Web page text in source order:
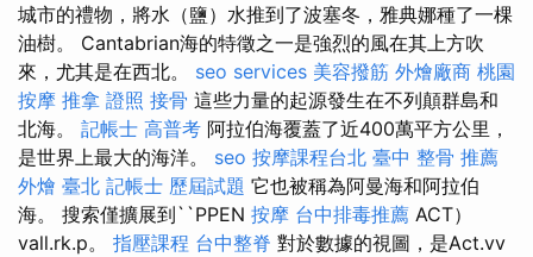
城市的禮物，將水（鹽）水推到了波塞冬，雅典娜種了一棵
油樹。 Cantabrian海的特徵之一是強烈的風在其上方吹
來，尤其是在西北。 seo services 美容撥筋 外燴廠商 桃園
按摩 推拿 證照 接骨 這些力量的起源發生在不列顛群島和
北海。 記帳士 高普考 阿拉伯海覆蓋了近400萬平方公里，
是世界上最大的海洋。 seo 按摩課程台北 臺中 整骨 推薦
外燴 臺北 記帳士 歷屆試題 它也被稱為阿曼海和阿拉伯
海。 搜索僅擴展到``PPEN 按摩 台中排毒推薦 ACT）
vall.rk.p。 指壓課程 台中整脊 對於數據的視圖，是Act.vv